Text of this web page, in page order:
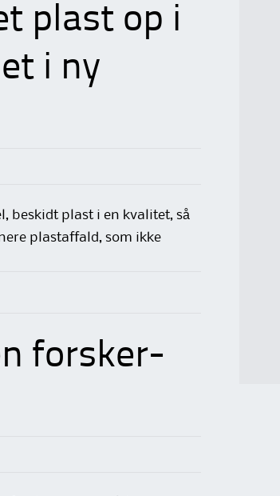
plast op i
i ny
beskidt plast i en kvalitet, så
plastaffald, som ikke
forsker-